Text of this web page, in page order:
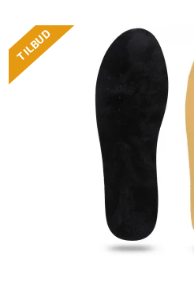
TILBUD